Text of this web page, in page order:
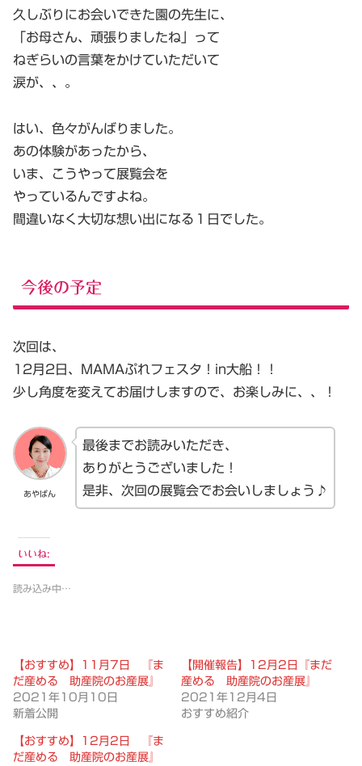
久しぶりにお会いできた園の先生に、
「お母さん、頑張りましたね」って
ねぎらいの言葉をかけていただいて
涙が、、。
はい、色々がんばりました。
あの体験があったから、
いま、こうやって展覧会を
やっているんですよね。
間違いなく大切な想い出になる１日でした。
今後の予定
次回は、
12月2日、MAMAぷれフェスタ！in大船！！
少し角度を変えてお届けしますので、お楽しみに、、！
あやぱん
最後までお読みいただき、
ありがとうございました！
是非、次回の展覧会でお会いしましょう♪
いいね:
読み込み中…
【おすすめ】11月7日 『ま
だ産める 助産院のお産展』
2021年10月10日
新着公開
【開催報告】12月2日『まだ
産める 助産院のお産展』
2021年12月4日
おすすめ紹介
【おすすめ】12月2日 『ま
だ産める 助産院のお産展』